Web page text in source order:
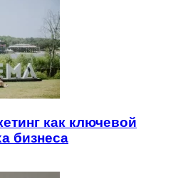
как ключевой
бизнеса